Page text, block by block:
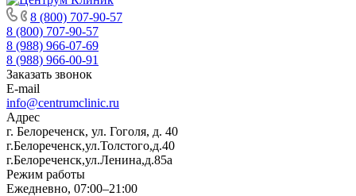
8 (800) 707-90-57
8 (800) 707-90-57
8 (988) 966-07-69
8 (988) 966-00-91
Заказать звонок
E-mail
info@centrumclinic.ru
Адрес
г. Белореченск, ул. Гоголя, д. 40
г.Белореченск,ул.Толстого,д.40
г.Белореченск,ул.Ленина,д.85а
Режим работы
Ежедневно, 07:00–21:00